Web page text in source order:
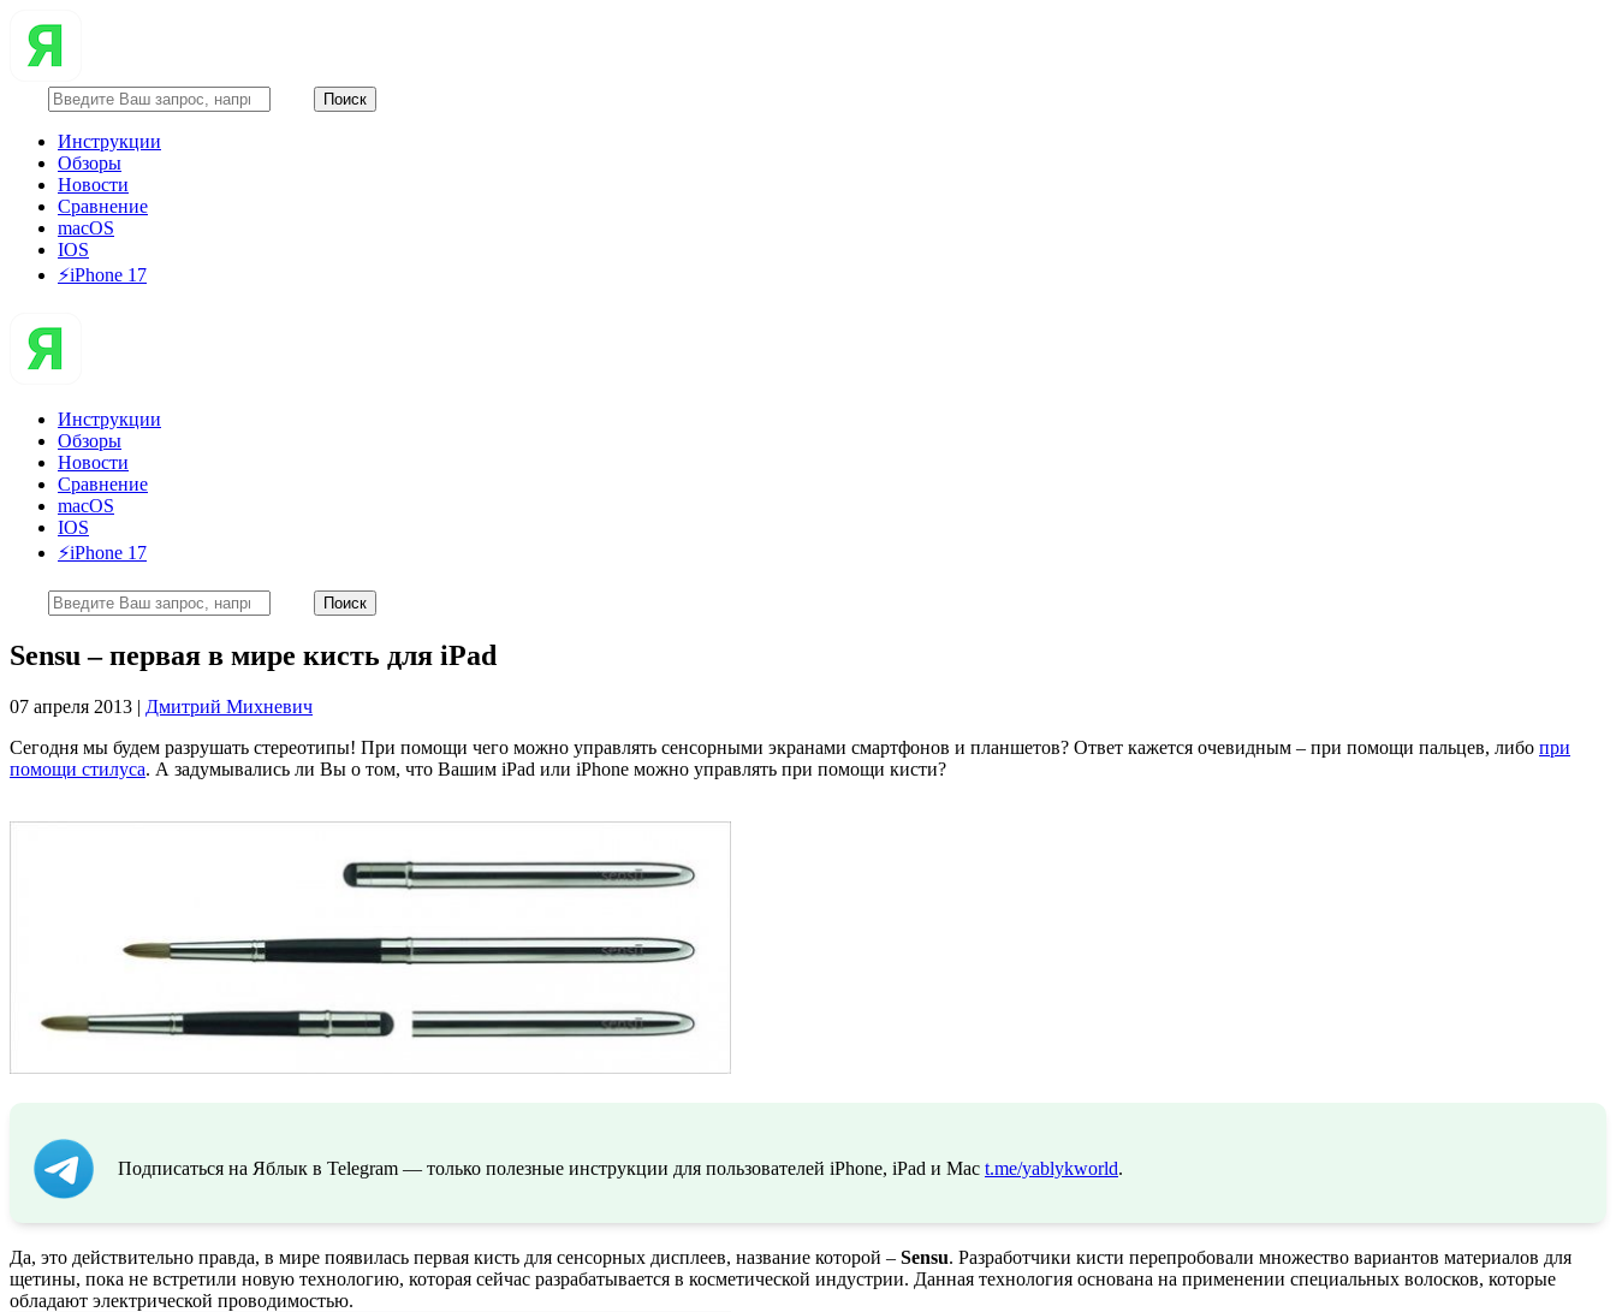
Инструкции
Обзоры
Новости
Сравнение
macOS
IOS
⚡️iPhone 17
Инструкции
Обзоры
Новости
Сравнение
macOS
IOS
⚡️iPhone 17
Sensu – первая в мире кисть для iPad
07 апреля 2013 | Дмитрий Михневич
Сегодня мы будем разрушать стереотипы! При помощи чего можно управлять сенсорными экранами смартфонов и планшетов? Ответ кажется очевидным – при помощи пальцев, либо при
помощи стилуса. А задумывались ли Вы о том, что Вашим iPad или iPhone можно управлять при помощи кисти?
Подписаться на Яблык в Telegram — только полезные инструкции для пользователей iPhone, iPad и Mac t.me/yablykworld.
Да, это действительно правда, в мире появилась первая кисть для сенсорных дисплеев, название которой – Sensu. Разработчики кисти перепробовали множество вариантов материалов для
щетины, пока не встретили новую технологию, которая сейчас разрабатывается в косметической индустрии. Данная технология основана на применении специальных волосков, которые
обладают электрической проводимостью.